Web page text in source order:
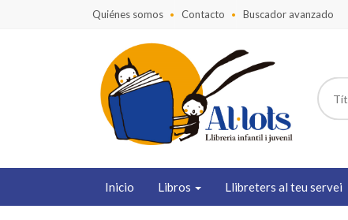
Quiénes somos Contacto Buscador avanzado
Inicio Libros Llibreters al teu servei